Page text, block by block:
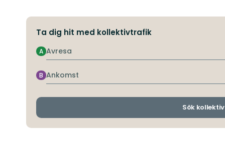
Ta dig hit med kollektivtrafik
Avresa
A
Ankomst
B
Sök